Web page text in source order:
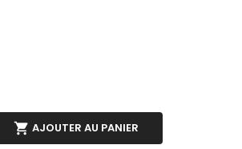
 AJOUTER AU PANIER